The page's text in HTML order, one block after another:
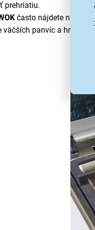
prehriatiu.
často nájdete na
väčších panvíc a hrncov.